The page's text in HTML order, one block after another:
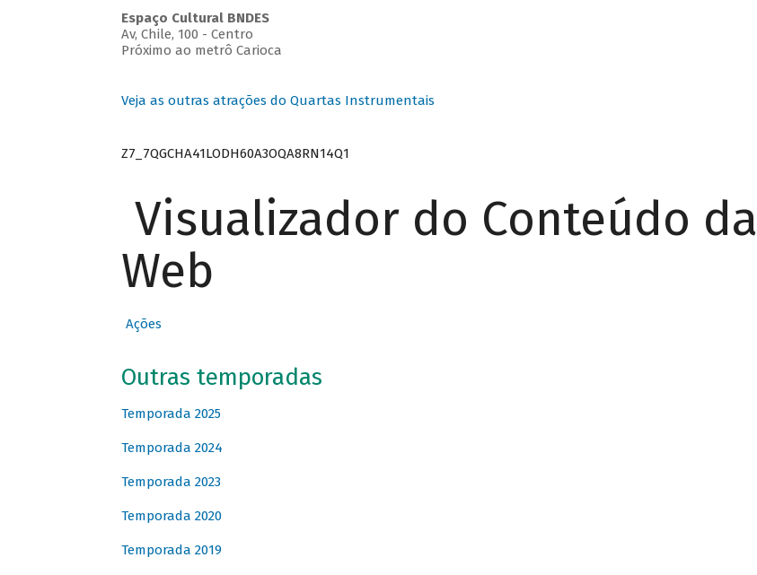
Espaço Cultural BNDES
Av, Chile, 100 - Centro
Próximo ao metrô Carioca
Veja as outras atrações do Quartas Instrumentais
Z7_7QGCHA41LODH60A3OQA8RN14Q1
Visualizador do Conteúdo da
Web
Ações
Outras temporadas
Temporada 2025
Temporada 2024
Temporada 2023
Temporada 2020
Temporada 2019